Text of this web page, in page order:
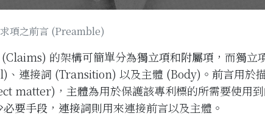
項之前言 (Preamble)
的架構可簡單分為獨立項和附屬項 ，而獨立
連接詞 (Transition) 以及主體 (Body)。 前言用於
matter)， 主體為用於保護該專利標的所需要使用
必要手段 ， 連接詞則用來連接前言以及主體。